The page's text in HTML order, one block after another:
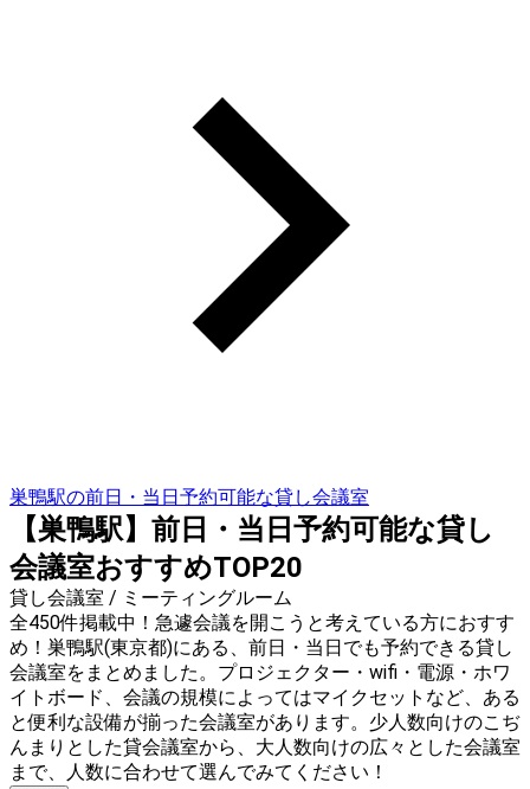
巣鴨駅の前日・当日予約可能な貸し会議室
【巣鴨駅】前日・当日予約可能な貸し
会議室おすすめTOP20
貸し会議室 / ミーティングルーム
全450件掲載中！急遽会議を開こうと考えている方におすす
め！巣鴨駅(東京都)にある、前日・当日でも予約できる貸し
会議室をまとめました。プロジェクター・wifi・電源・ホワ
イトボード、会議の規模によってはマイクセットなど、ある
と便利な設備が揃った会議室があります。少人数向けのこぢ
んまりとした貸会議室から、大人数向けの広々とした会議室
まで、人数に合わせて選んでみてください！